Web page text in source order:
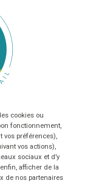
terrain
(espaces
;
avantage :
travail,
(proposée à
interne
équilibre vie
;
que les
le cadre de la
cookies ou
fonctionnement,
vos préférences),
vos actions),
sociaux et d’y
afficher de la
de nos partenaires